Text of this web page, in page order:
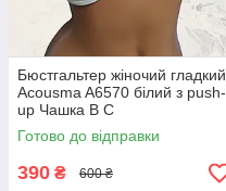
Бюстгальтер жіночий гладкий
Acousma A6570 білий з push-
up Чашка B C
Готово до відправки
390 ₴ 600 ₴